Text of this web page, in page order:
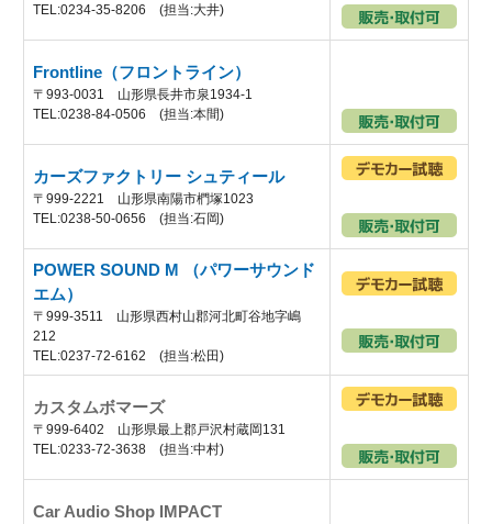
TEL:0234-35-8206 (担当:大井)
Frontline（フロントライン）
〒993-0031 山形県長井市泉1934-1
TEL:0238-84-0506 (担当:本間)
カーズファクトリー シュティール
〒999-2221 山形県南陽市椚塚1023
TEL:0238-50-0656 (担当:石岡)
POWER SOUND M （パワーサウンド
エム）
〒999-3511 山形県西村山郡河北町谷地字嶋
212
TEL:0237-72-6162 (担当:松田)
カスタムボマーズ
〒999-6402 山形県最上郡戸沢村蔵岡131
TEL:0233-72-3638 (担当:中村)
Car Audio Shop IMPACT